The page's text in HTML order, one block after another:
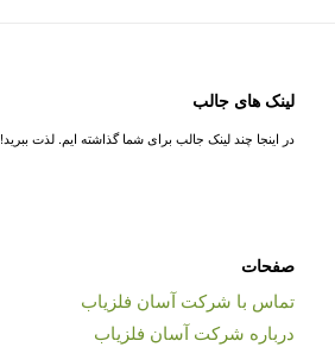
لینک های جالب
در اینجا چند لینک جالب برای شما گذاشته ایم. لذت
صفحات
تماس با شرکت آسان فلزیاب
درباره شرکت آسان فلزیاب